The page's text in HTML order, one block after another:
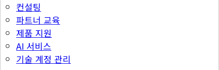
컨설팅
파트너 교육
제품 지원
AI 서비스
기술 계정 관리